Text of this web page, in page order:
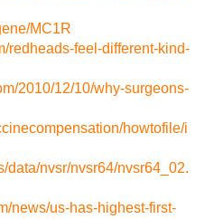
MC1R
redheads-feel-different-kind-
2010/12/10/why-surgeons-
howtofile/i
data/nvsr/nvsr64/nvsr64_02.
news/us-has-highest-first-